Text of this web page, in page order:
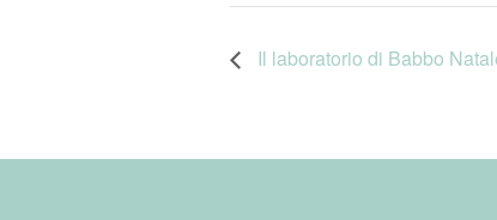
Il laboratorio di Babbo